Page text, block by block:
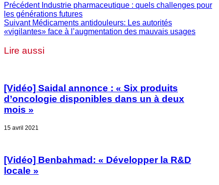
PrécédentIndustrie pharmaceutique : quels challenges pour
les générations futures
SuivantMédicaments antidouleurs: Les autorités
«vigilantes» face à l’augmentation des mauvais usages
Lire aussi
[Vidéo] Saidal annonce : « Six produits
d’oncologie disponibles dans un à deux
mois »
15 avril 2021
[Vidéo] Benbahmad: « Développer la R&D
locale »